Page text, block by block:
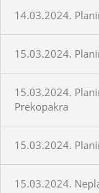
14.03.2024.
15.03.2024.
15.03.2024.
Prekopakra
15.03.2024.
15.03.2024.